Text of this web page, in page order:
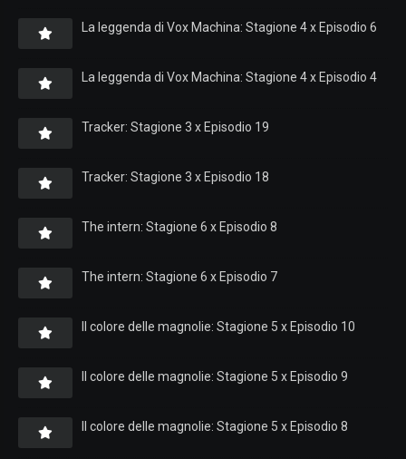
La leggenda di Vox Machina: Stagione 4 x Episodio 6
La leggenda di Vox Machina: Stagione 4 x Episodio 4
Tracker: Stagione 3 x Episodio 19
Tracker: Stagione 3 x Episodio 18
The intern: Stagione 6 x Episodio 8
The intern: Stagione 6 x Episodio 7
Il colore delle magnolie: Stagione 5 x Episodio 10
Il colore delle magnolie: Stagione 5 x Episodio 9
Il colore delle magnolie: Stagione 5 x Episodio 8